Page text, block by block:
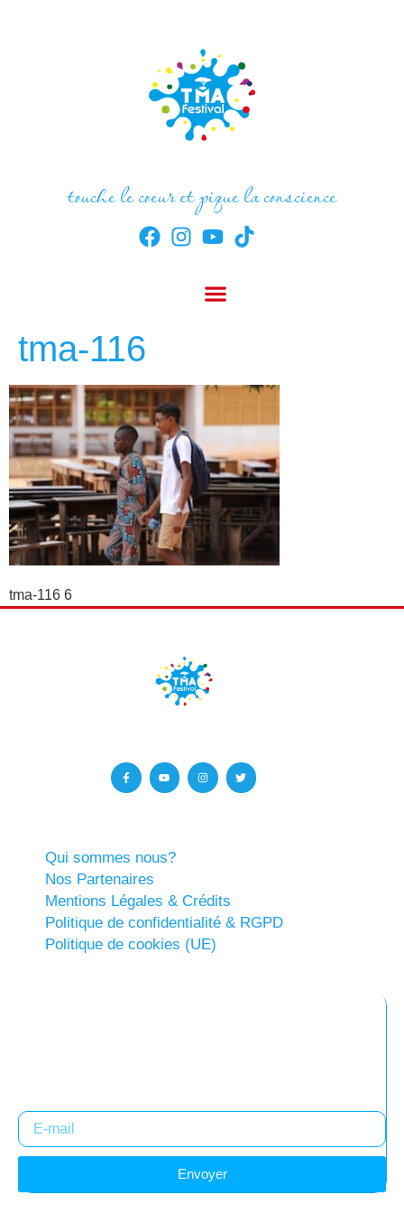
touche le coeur et pique la conscience
tma-116
tma-116 6
Qui sommes nous?
Nos Partenaires
Mentions Légales & Crédits
Politique de confidentialité & RGPD
Politique de cookies (UE)
Envoyer